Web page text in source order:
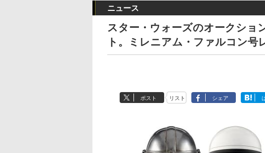
ニュース
スター・ウォーズのオークショ
ト。ミレニアム・ファルコン号
ポスト リスト シェア